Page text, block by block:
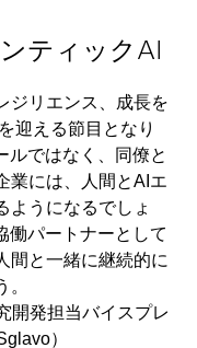
ティックAI
ジリエンス、成長を
迎える節目となり
ルではなく、同僚と
業には、人間とAIエ
ようになるでしょ
働パートナーとして
間と一緒に継続的に
開発担当バイスプレ
）